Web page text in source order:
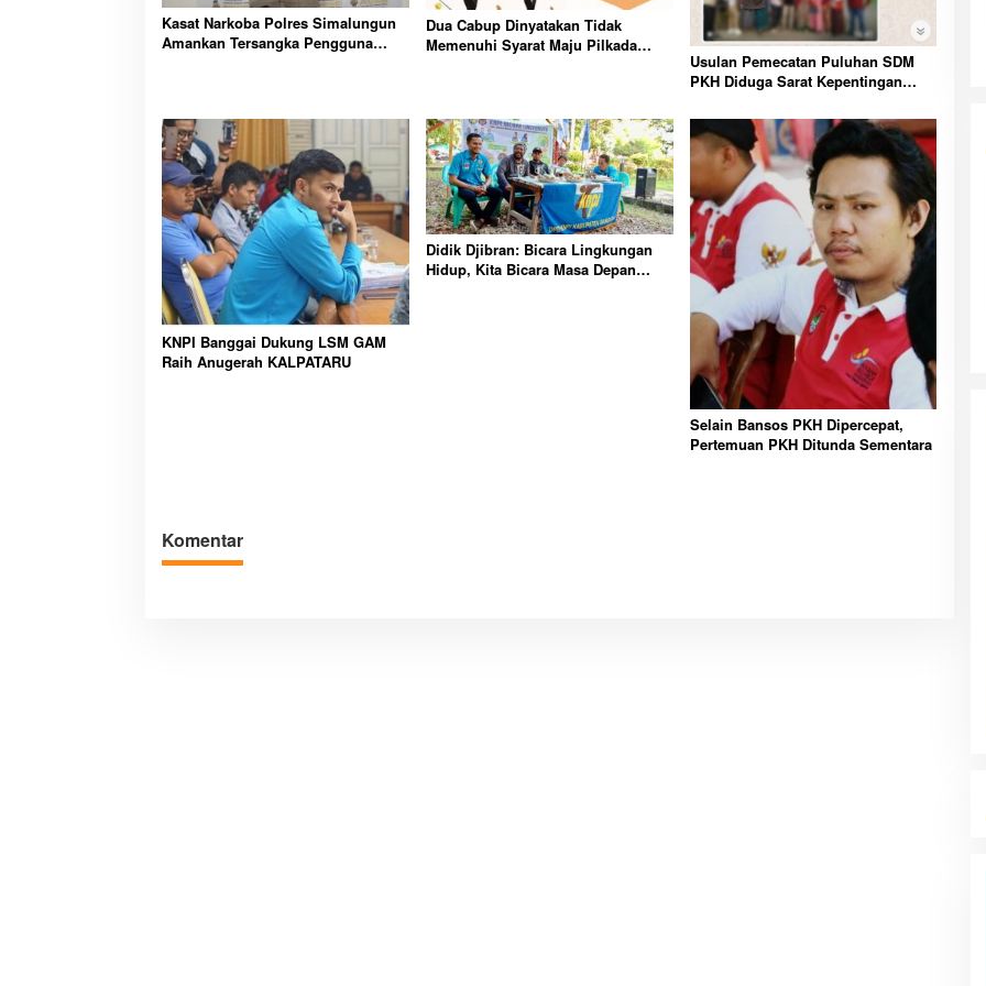
Kasat Narkoba Polres Simalungun
Amankan Tersangka Pengguna
Dua Cabup Dinyatakan Tidak
Memenuhi Syarat Maju Pilkada
Usulan Pemecatan Puluhan SDM
PKH Diduga Sarat Kepentingan
KNPI Banggai Dukung LSM GAM
Raih Anugerah KALPATARU
Didik Djibran: Bicara Lingkungan
Hidup, Kita Bicara Masa Depan
Selain Bansos PKH Dipercepat,
Pertemuan PKH Ditunda Sementara
Komentar